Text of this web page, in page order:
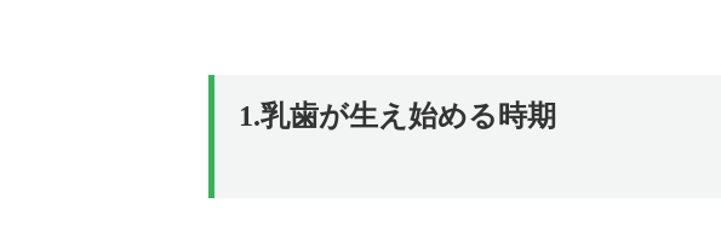
1.乳歯が生え始める時期